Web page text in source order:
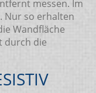
messen. Im
Nur so erhalten
Wandfläche
durch die